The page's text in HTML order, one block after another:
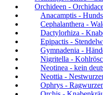
Orchideen -
Anacamptis -
Cephalanthera -
Dactylorhiza -
Epipactis -
Gymnadenia -
Nigritella -
Neotinea - kein
Neottia -
Ophrys -